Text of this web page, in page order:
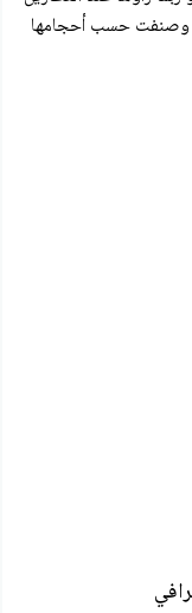
وصنفت حسب أحجامها